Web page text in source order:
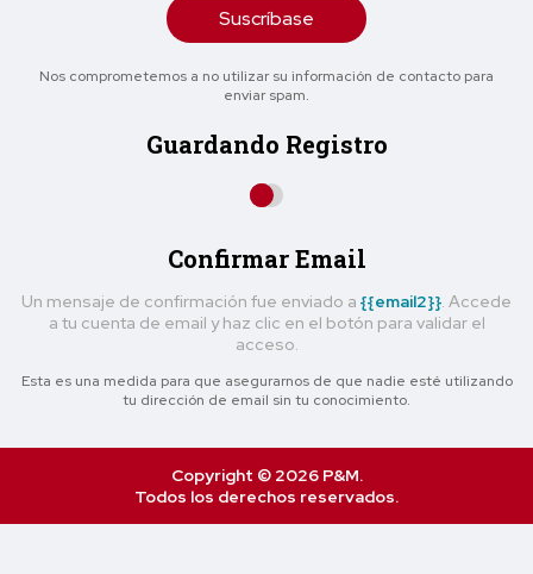
Suscríbase
Nos comprometemos a no utilizar su información de contacto para
enviar spam.
Guardando Registro
Confirmar Email
Un mensaje de confirmación fue enviado a {{email2}} . Accede
a tu cuenta de email y haz clic en el botón para validar el
acceso.
Esta es una medida para que asegurarnos de que nadie esté utilizando
tu dirección de email sin tu conocimiento.
Copyright © 2026 P&M.
Todos los derechos reservados.